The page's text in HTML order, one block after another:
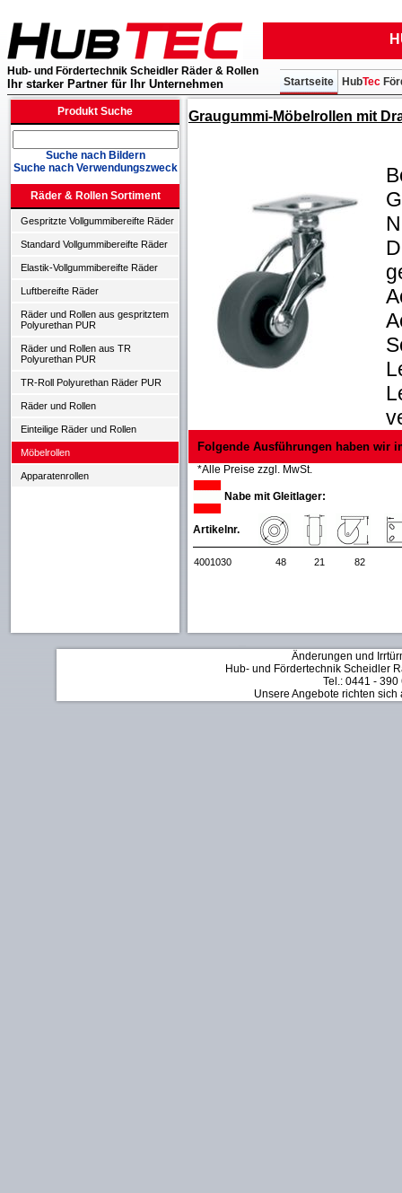
Hub- und Fördertechnik Scheidler Räder & Rollen
Ihr starker Partner für Ihr Unternehmen HubTec
Startseite
Produkt Suche
Suche nach Bildern
Suche nach Verwendungszweck
Räder & Rollen Sortiment
Gespritzte Vollgummibereifte Räder
Standard Vollgummibereifte Räder
Elastik-Vollgummibereifte Räder
Luftbereifte Räder
Räder und Rollen aus gespritztem
Polyurethan PUR
Räder und Rollen aus TR
Polyurethan PUR
TR-Roll Polyurethan Räder PUR
Räder und Rollen
Einteilige Räder und Rollen
Möbelrollen
Apparatenrollen
Graugummi-Möbelrollen mit
Folgende Ausführungen haben wir
*Alle Preise zzgl. MwSt.
Nabe mit Gleitlager:
Artikelnr.
4001030 48 21 82
Änderungen und
Hub- und Fördertechnik Scheidler
Tel.: 0441 -
Unsere Angebote richten